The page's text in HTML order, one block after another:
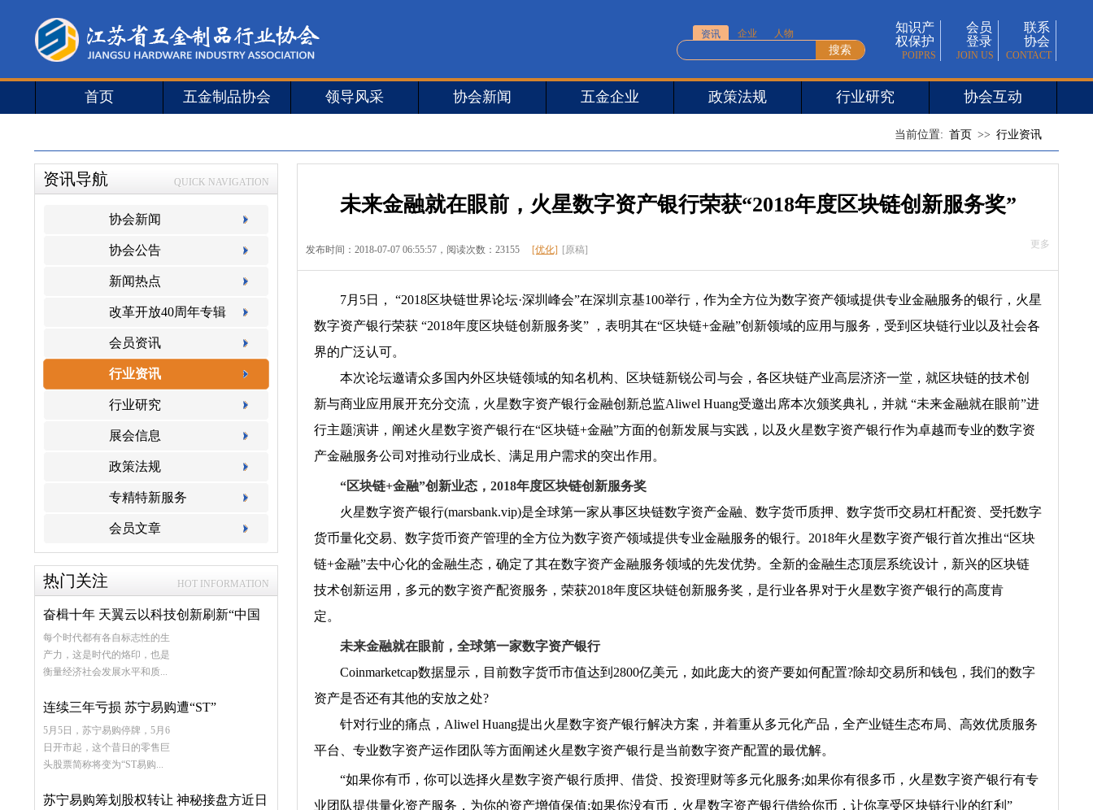
资讯 企业 人物
知识产
权保护
POIPRS
会员
登录
JOIN US
联系
协会
CONTACT
首页 五金制品协会 领导风采 协会新闻 五金企业 政策法规 行业研究 协会互动
当前位置: 首页 >> 行业资讯
未来金融就在眼前，火星数字资产银行荣获“2018年度区块链创新服务奖”
发布时间： 2018-07-07 06:55:57 ，阅读次数：23155 [优化] [原稿] 更多
7月5日， “2018区块链世界论坛·深圳峰会”在深圳京基100举行，作为全方位为数字资产领域提供专业金融服务的银行，火星
数字资产银行荣获 “2018年度区块链创新服务奖” ，表明其在“区块链+金融”创新领域的应用与服务，受到区块链行业以及社会各
界的广泛认可。
本次论坛邀请众多国内外区块链领域的知名机构、区块链新锐公司与会，各区块链产业高层济济一堂，就区块链的技术创
新与商业应用展开充分交流，火星数字资产银行金融创新总监Aliwel Huang受邀出席本次颁奖典礼，并就 “未来金融就在眼前”进
行主题演讲，阐述火星数字资产银行在“区块链+金融”方面的创新发展与实践，以及火星数字资产银行作为卓越而专业的数字资
产金融服务公司对推动行业成长、满足用户需求的突出作用。
“区块链+金融”创新业态， 2018年度区块链创新服务奖
火星数字资产银行(marsbank.vip)是全球第一家从事区块链数字资产金融、数字货币质押、数字货币交易杠杆配资、受托数字
货币量化交易、数字货币资产管理的全方位为数字资产领域提供专业金融服务的银行。2018年火星数字资产银行首次推出“区块
链+金融”去中心化的金融生态，确定了其在数字资产金融服务领域的先发优势。全新的金融生态顶层系统设计，新兴的区块链
技术创新运用，多元的数字资产配资服务，荣获2018年度区块链创新服务奖，是行业各界对于火星数字资产银行的高度肯
定。
未来金融就在眼前，全球第一家数字资产银行
Coinmarketcap数据显示，目前数字货币市值达到2800亿美元，如此庞大的资产要如何配置?除却交易所和钱包，我们的数字
资产是否还有其他的安放之处?
针对行业的痛点，Aliwel Huang提出火星数字资产银行解决方案，并着重从多元化产品，全产业链生态布局、高效优质服务
平台、专业数字资产运作团队等方面阐述火星数字资产银行是当前数字资产配置的最优解。
“如果你有币，你可以选择火星数字资产银行质押、借贷、投资理财等多元化服务;如果你有很多币，火星数字资产银行有专
业团队提供量化资产服务，为你的资产增值保值;如果你没有币，火星数字资产银行借给你币，让你享受区块链行业的红利”
资讯导航 QUICK NAVIGATION
协会新闻
协会公告
新闻热点
改革开放40周年专辑
会员资讯
行业资讯
行业研究
展会信息
政策法规
专精特新服务
会员文章
热门关注 HOT INFORMATION
奋楫十年 天翼云以科技创新刷新“中国
速度”
每个时代都有各自标志性的生
产力，这是时代的烙印，也是
衡量经济社会发展水平和质...
连续三年亏损 苏宁易购遭“ST”
5月5日，苏宁易购停牌，5月6
日开市起，这个昔日的零售巨
头股票简称将变为“ST易购...
苏宁易购筹划股权转让 神秘接盘方近日